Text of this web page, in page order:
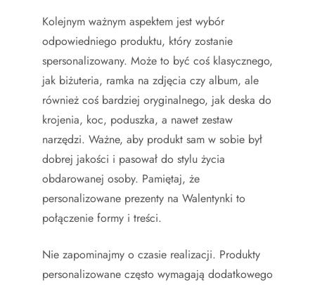
Kolejnym ważnym aspektem jest wybór
odpowiedniego produktu, który zostanie
spersonalizowany. Może to być coś klasycznego,
jak biżuteria, ramka na zdjęcia czy album, ale
również coś bardziej oryginalnego, jak deska do
krojenia, koc, poduszka, a nawet zestaw
narzędzi. Ważne, aby produkt sam w sobie był
dobrej jakości i pasował do stylu życia
obdarowanej osoby. Pamiętaj, że
personalizowane prezenty na Walentynki to
połączenie formy i treści.
Nie zapominajmy o czasie realizacji. Produkty
personalizowane często wymagają dodatkowego